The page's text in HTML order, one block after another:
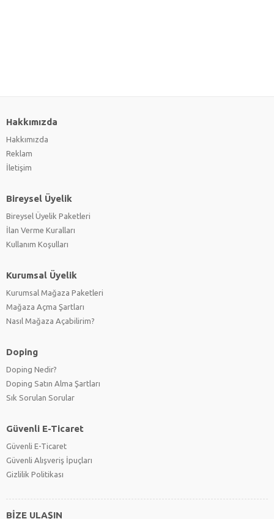
Hakkımızda
Hakkımızda
Reklam
İletişim
Bireysel Üyelik
Bireysel Üyelik Paketleri
İlan Verme Kuralları
Kullanım Koşulları
Kurumsal Üyelik
Kurumsal Mağaza Paketleri
Mağaza Açma Şartları
Nasıl Mağaza Açabilirim?
Doping
Doping Nedir?
Doping Satın Alma Şartları
Sık Sorulan Sorular
Güvenli E-Ticaret
Güvenli E-Ticaret
Güvenli Alışveriş İpuçları
Gizlilik Politikası
BİZE ULAŞIN